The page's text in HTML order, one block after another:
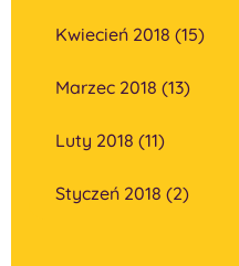
Kwiecień 2018 (15)
Marzec 2018 (13)
Luty 2018 (11)
Styczeń 2018 (2)